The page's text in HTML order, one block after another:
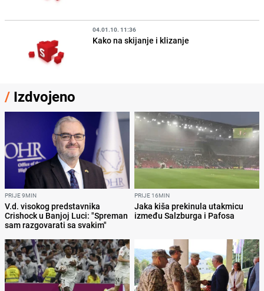
04.01.10. 11:36
Kako na skijanje i klizanje
/ Izdvojeno
PRIJE 9MIN
V.d. visokog predstavnika
Crishock u Banjoj Luci: "Spreman
sam razgovarati sa svakim"
PRIJE 16MIN
Jaka kiša prekinula utakmicu
između Salzburga i Pafosa